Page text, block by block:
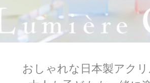
おしゃれな日本製アク